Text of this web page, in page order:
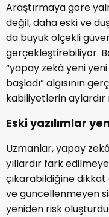
Araştırmaya göre
değil, daha eski ve
da büyük ölçekli
gerçekleştirebiliyor.
“yapay zekâ yeni
başladı” algısının
kabiliyetlerin aylardır
Eski yazılımlar
Uzmanlar, yapay
yıllardır fark
çıkarabildiğine dikkat
ve güncellenmeyen
yeniden risk